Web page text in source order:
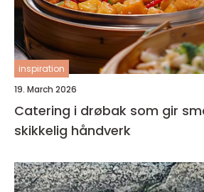
inspiration
19. March 2026
Catering i drøbak som gir
skikkelig håndverk